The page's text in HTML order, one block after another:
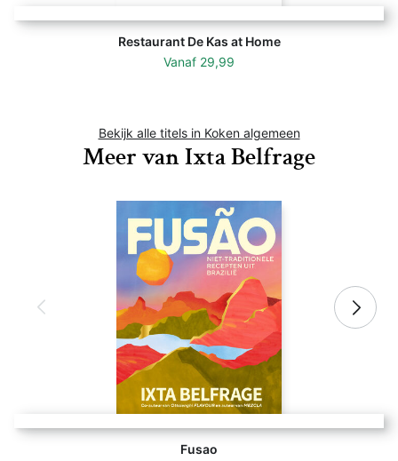
Restaurant De Kas at Home
Vanaf 29,99
Bekijk alle titels in Koken algemeen
Meer van Ixta Belfrage
Fusao